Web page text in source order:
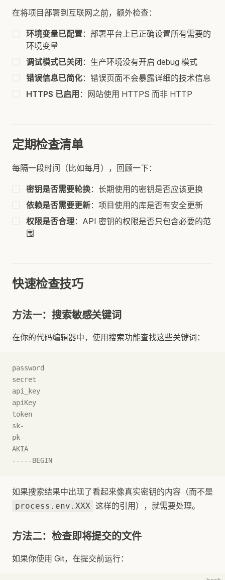
在将项目部署到互联网之前，额外检查：
环境变量已配置：部署平台上已正确设置所有需要的
环境变量
调试模式已关闭 ：生产环境没有开启 debug 模式
错误信息已简化：错误页面不会暴露详细的技术信息
HTTPS 已启用 ：网站使用 HTTPS 而非 HTTP
定期检查清单
每隔一段时间（比如每月），回顾一下：
密钥是否需要轮换：长期使用的密钥是否应该更换
依赖是否需要更新：项目使用的库是否有安全更新
权限是否合理：API 密钥的权限是否只包含必要的范
围
快速检查技巧
方法一：搜索敏感关键词
在你的代码编辑器中，使用搜索功能查找这些关键词：
password
secret
api_key
apiKey
token
sk-
pk-
AKIA
-----BEGIN
如果搜索结果中出现了看起来像真实密钥的内容（而不是
process.env.XXX 这样的引用），就需要处理。
方法二：检查即将提交的文件
如果你使用 Git，在提交前运行：